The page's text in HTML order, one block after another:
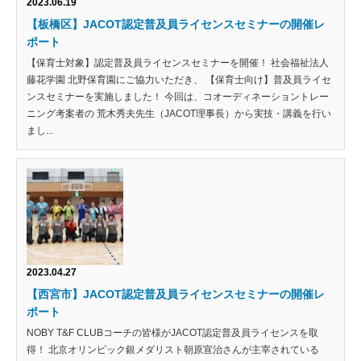
2023.06.19
【板橋区】JACOT認定普及員ライセンスセミナーの開催レ
ポート
【保育士対象】認定普及員ライセンスセミナーを開催！ 社会福祉法人
藤花学園 北野保育園にご協力いただき、 【保育士向け】普及員ライセ
ンスセミナーを実施しました！ 今回は、コオーディネーショントレー
ニング考案者の 荒木秀夫先生（JACOT理事長）から実技・講義を行い
まし...
2023.04.27
【西宮市】JACOT認定普及員ライセンスセミナーの開催レ
ポート
NOBY T&F CLUBコーチの皆様がJACOT認定普及員ライセンスを取
得！ 北京オリンピック銀メダリスト朝原宣治さんが主宰されている